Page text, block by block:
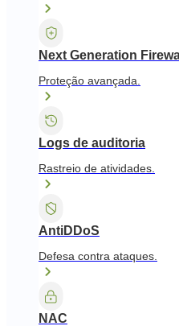
Next Generation
Proteção avançada.
Logs de auditoria
Rastreio de atividades.
AntiDDoS
Defesa contra ataques.
NAC